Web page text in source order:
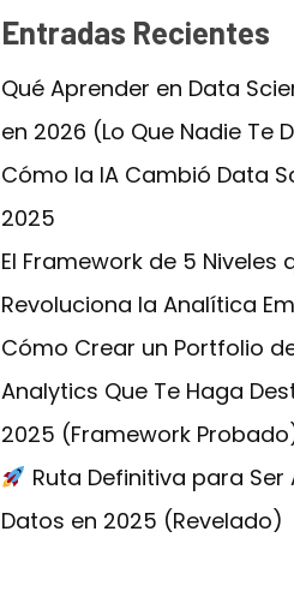
Entradas Recientes
Qué Aprender en Data
en 2026 (Lo Que Nadie Te
Cómo la IA Cambió Data
2025
El Framework de 5 Niveles
Revoluciona la Analítica
Cómo Crear un Portfolio
Analytics Que Te Haga
2025 (Framework
Ruta Definitiva para Ser
Datos en 2025 (Revelado)